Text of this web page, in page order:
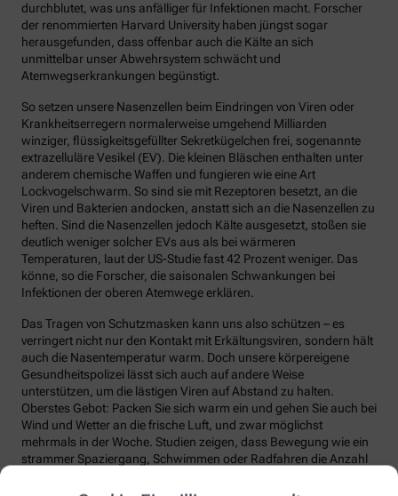
durchblutet, was uns anfälliger für Infektionen macht. Forscher
der renommierten Harvard University haben jüngst sogar
herausgefunden, dass offenbar auch die Kälte an sich
unmittelbar unser Abwehrsystem schwächt und
Atemwegserkrankungen begünstigt.
So setzen unsere Nasenzellen beim Eindringen von Viren oder
Krankheitserregern normalerweise umgehend Milliarden
winziger, flüssigkeitsgefüllter Sekretkügelchen frei, sogenannte
extrazelluläre Vesikel (EV). Die kleinen Bläschen enthalten unter
anderem chemische Waffen und fungieren wie eine Art
Lockvogelschwarm. So sind sie mit Rezeptoren besetzt, an die
Viren und Bakterien andocken, anstatt sich an die Nasenzellen zu
heften. Sind die Nasenzellen jedoch Kälte ausgesetzt, stoßen sie
deutlich weniger solcher EVs aus als bei wärmeren
Temperaturen, laut der US-Studie fast 42 Prozent weniger. Das
könne, so die Forscher, die saisonalen Schwankungen bei
Infektionen der oberen Atemwege erklären.
Das Tragen von Schutzmasken kann uns also schützen – es
verringert nicht nur den Kontakt mit Erkältungsviren, sondern hält
auch die Nasentemperatur warm. Doch unsere körpereigene
Gesundheitspolizei lässt sich auch auf andere Weise
unterstützen, um die lästigen Viren auf Abstand zu halten.
Oberstes Gebot: Packen Sie sich warm ein und gehen Sie auch bei
Wind und Wetter an die frische Luft, und zwar möglichst
mehrmals in der Woche. Studien zeigen, dass Bewegung wie ein
strammer Spaziergang, Schwimmen oder Radfahren die Anzahl
Regelmäßige Bewegung sorgt auch dafür, dass Fremdstoffe über